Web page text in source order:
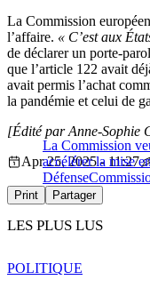
La Commission
l’affaire. « C’est aux
de déclarer un porte-
que l’article 122 avait
avait permis l’achat
la pandémie et celui de
La Commission
accélérer la mise
[Édité par Anne-Sophie
Apr 25, 2025 - 11:27
Défense
Print Partager
LES PLUS LUS
POLITIQUE